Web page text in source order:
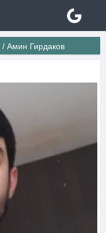
/ Амин Гирдаков